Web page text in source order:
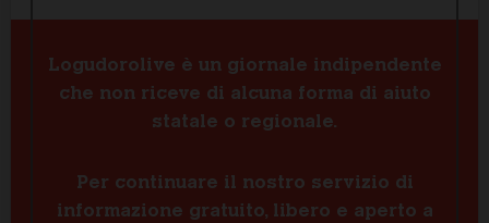
Logudorolive è un giornale indipendente
che non riceve di alcuna forma di aiuto
statale o regionale.
Per continuare il nostro servizio di
informazione gratuito, libero e aperto a